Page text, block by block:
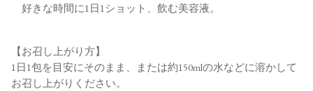
好きな時間に1日1ショット、飲む美容液。
【お召し上がり方】
1日1包を目安にそのまま、または約150mlの水などに溶かして
お召し上がりください。